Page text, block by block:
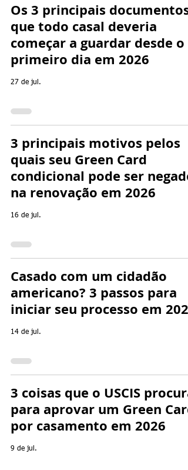
Os 3 principais documentos
que todo casal deveria
começar a guardar desde o
primeiro dia em 2026
27 de jul.
3 principais motivos pelos
quais seu Green Card
condicional pode ser negado
na renovação em 2026
16 de jul.
Casado com um cidadão
americano? 3 passos para
iniciar seu processo em 2026
14 de jul.
3 coisas que o USCIS procura
para aprovar um Green Card
por casamento em 2026
9 de jul.